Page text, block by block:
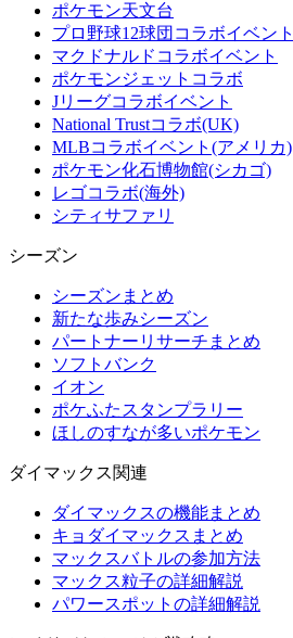
ポケモン天文台
プロ野球12球団コラボイベント
マクドナルドコラボイベント
ポケモンジェットコラボ
Jリーグコラボイベント
National Trustコラボ(UK)
MLBコラボイベント(アメリカ)
ポケモン化石博物館(シカゴ)
レゴコラボ(海外)
シティサファリ
シーズン
シーズンまとめ
新たな歩みシーズン
パートナーリサーチまとめ
ソフトバンク
イオン
ポケふたスタンプラリー
ほしのすなが多いポケモン
ダイマックス関連
ダイマックスの機能まとめ
キョダイマックスまとめ
マックスバトルの参加方法
マックス粒子の詳細解説
パワースポットの詳細解説